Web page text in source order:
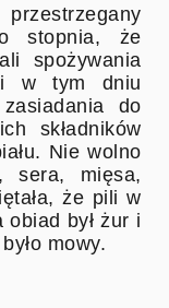
stopnia, że
spożywania
w tym dniu
do
składników
Nie wolno
sera, mięsa,
że pili w
był żur i
mowy.